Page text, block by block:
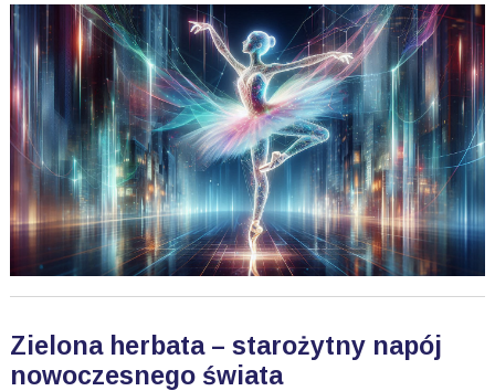
Zielona herbata – starożytny napój
nowoczesnego świata